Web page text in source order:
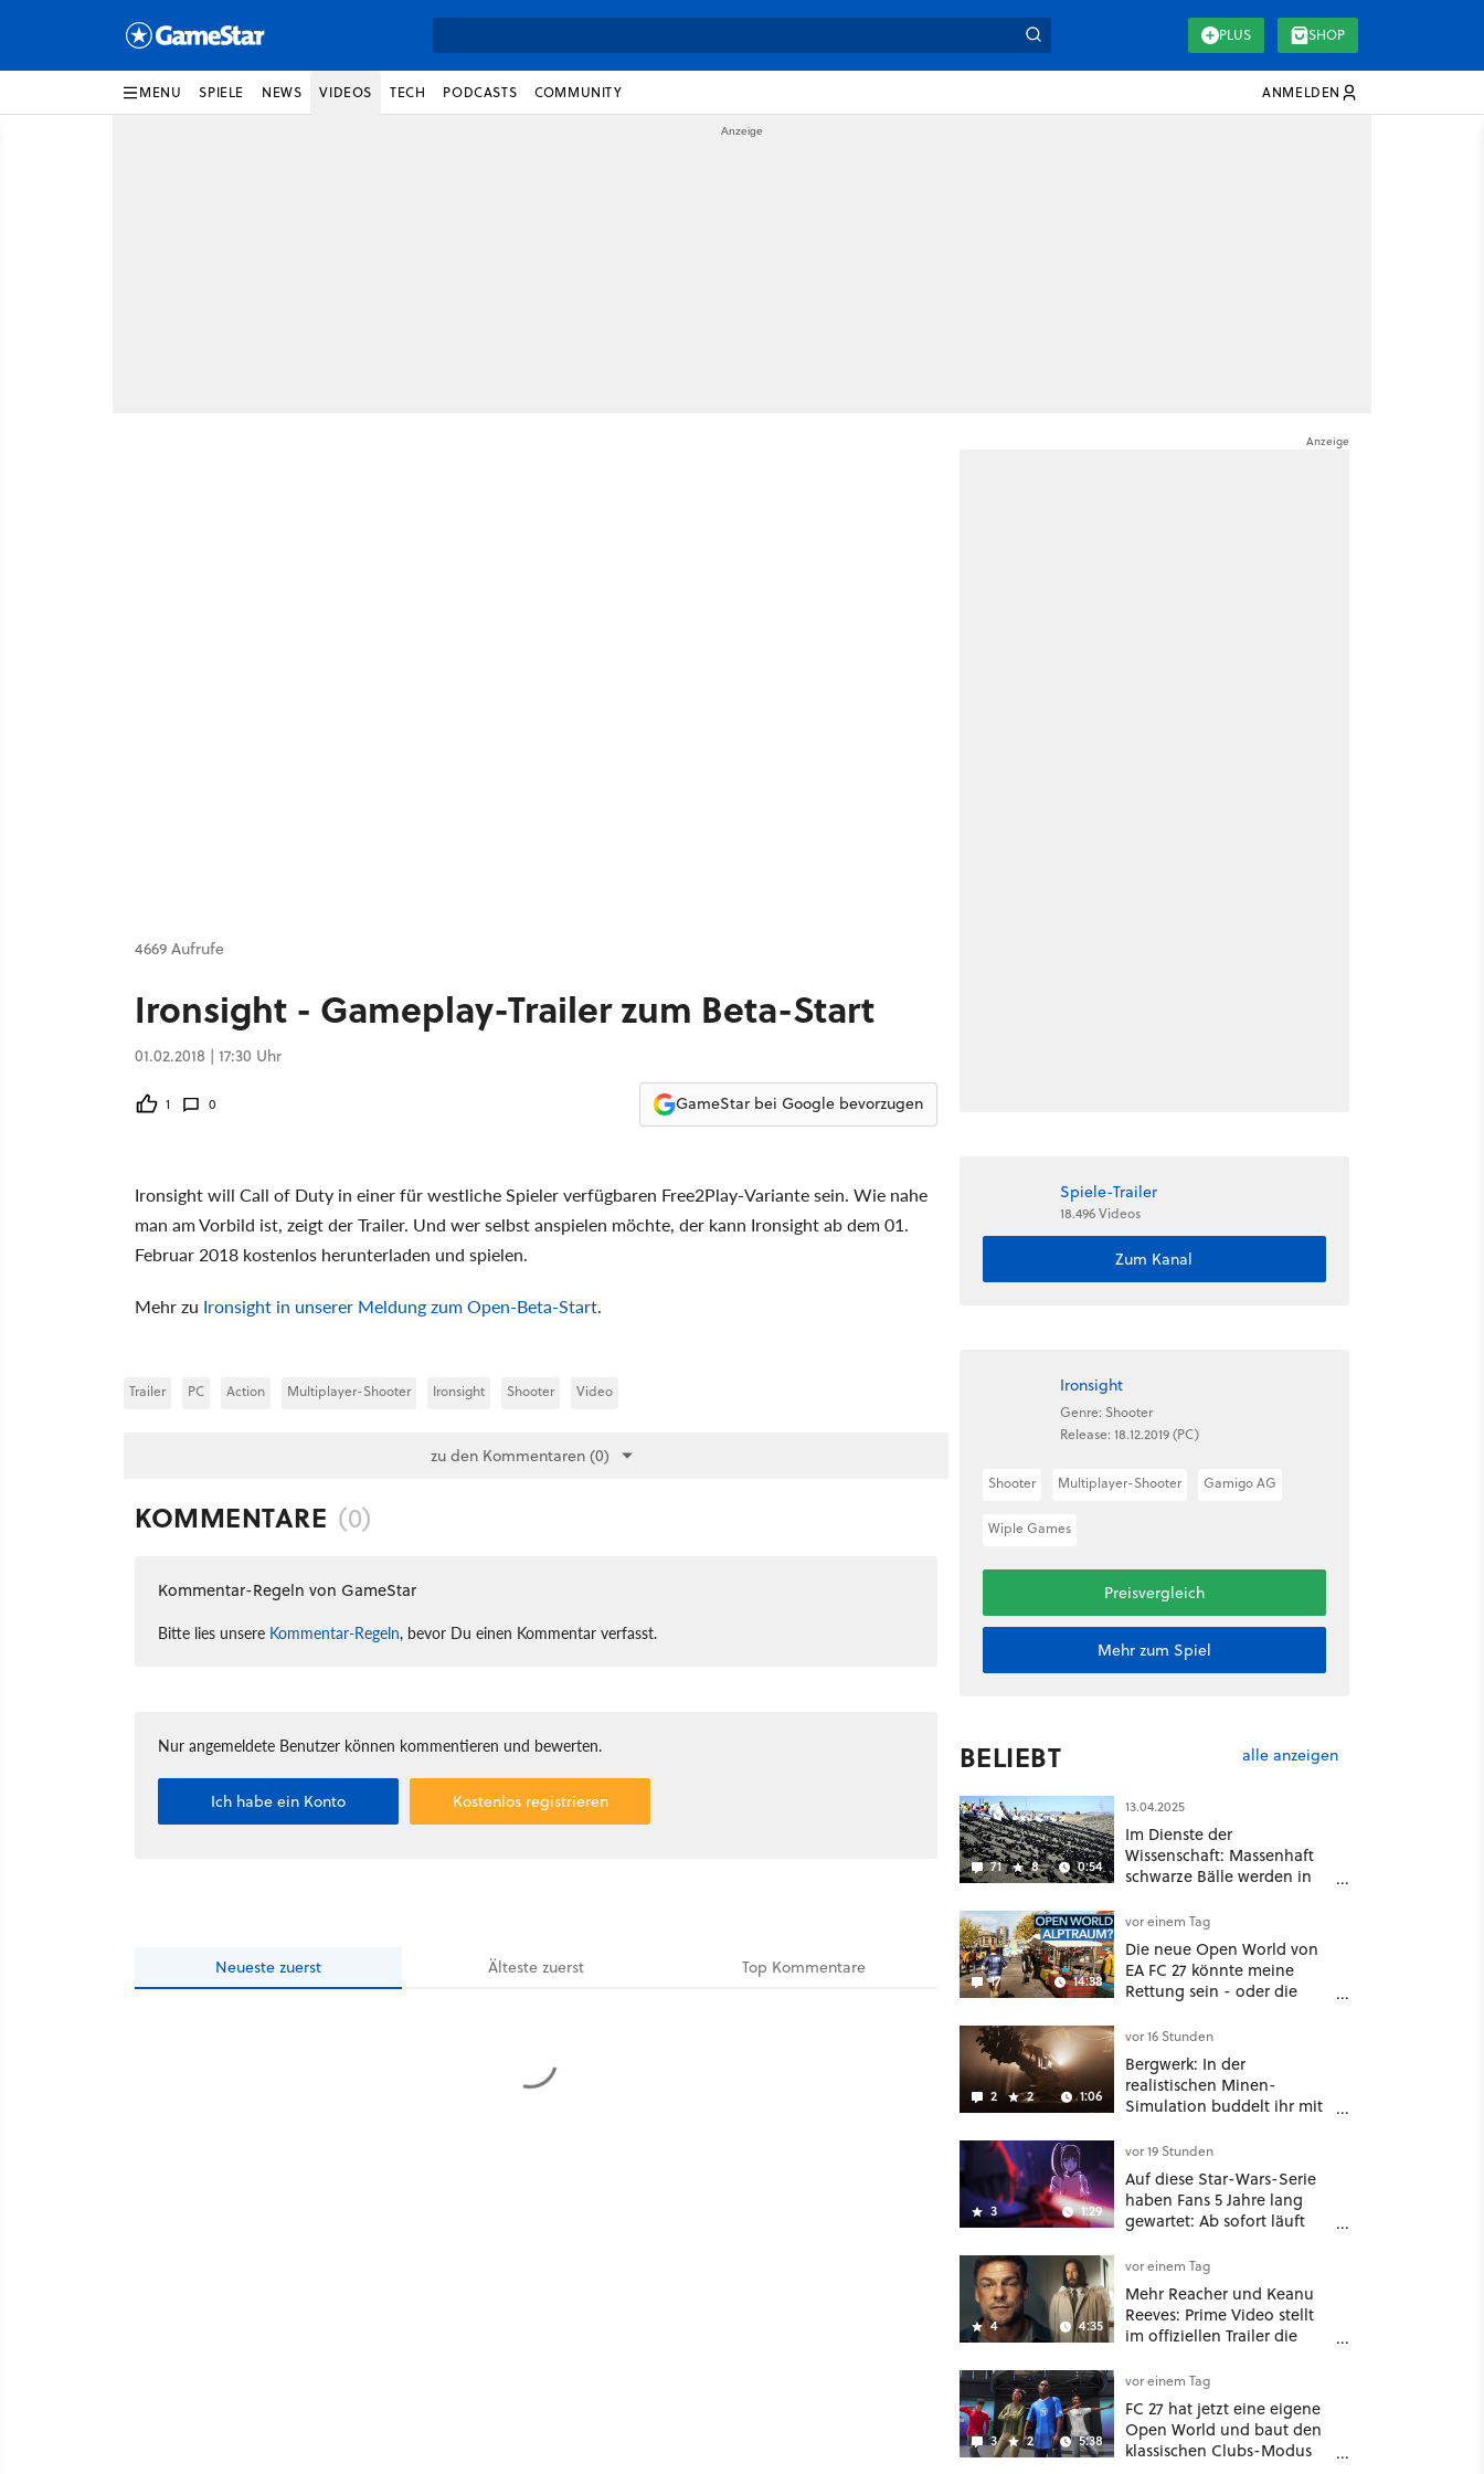
PLUS SHOP
MENU SPIELE NEWS VIDEOS TECH PODCASTS COMMUNITY ANMELDEN
4669 Aufrufe
Ironsight - Gameplay-Trailer zum Beta-Start
01.02.2018 | 17:30 Uhr
1 0 GameStar bei Google bevorzugen
Ironsight will Call of Duty in einer für westliche Spieler verfügbaren Free2Play-Variante sein. Wie nahe
man am Vorbild ist, zeigt der Trailer. Und wer selbst anspielen möchte, der kann Ironsight ab dem 01.
Februar 2018 kostenlos herunterladen und spielen.
Mehr zu Ironsight in unserer Meldung zum Open-Beta-Start.
Trailer PC Action Multiplayer-Shooter Ironsight Shooter Video
zu den Kommentaren (0)
KOMMENTARE (0)
Kommentar-Regeln von GameStar
Bitte lies unsere Kommentar-Regeln, bevor Du einen Kommentar verfasst.
Nur angemeldete Benutzer können kommentieren und bewerten.
Ich habe ein Konto Kostenlos registrieren
Neueste zuerst Ältestezuerst Top Kommentare
Spiele-Trailer
18.496 Videos
Zum Kanal
Ironsight
Genre: Shooter
Release: 18.12.2019 (PC)
Shooter Multiplayer-Shooter Gamigo AG
Wiple Games
Preisvergleich
Mehr zum Spiel
BELIEBT alle anzeigen
71 8 0:54
13.04.2025
Im Dienste der
Wissenschaft: Massenhaft
schwarze Bälle werden in
geschüttet
17 14:38
vor einem Tag
Die neue Open World von
EA FC 27 könnte meine
Rettung sein - oder die
2 2 1:06
vor 16 Stunden
Bergwerk: In der
realistischen Minen-
Simulation buddelt ihr mit
möglichst vorsichtig Kohle
aus
3 1:29
vor 19 Stunden
Auf diese Star-Wars-Serie
haben Fans 5 Jahre lang
gewartet: Ab sofort läuft
Disney Plus
4 4:35
vor einem Tag
Mehr Reacher und Keanu
Reeves: Prime Video stellt
im offiziellen Trailer die
August 2026 vor
3 2 5:38
vor einem Tag
FC 27 hat jetzt eine eigene
Open World und baut den
klassischen Clubs-Modus